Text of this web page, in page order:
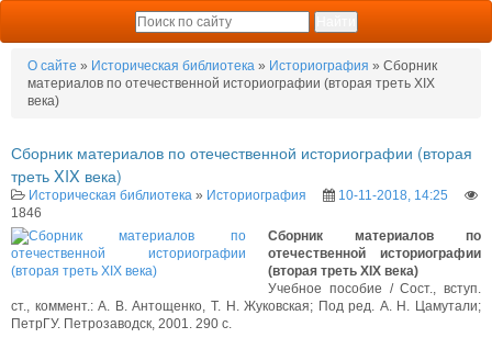
О сайте » Историческая библиотека » Историография » Сборник
материалов по отечественной историографии (вторая треть XIX
века)
Сборник материалов по отечественной историографии (вторая
треть XIX века)
Историческая библиотека » Историография
10-11-2018, 14:25
1846
Сборник материалов по
отечественной историографии
(вторая треть XIX века)
Учебное пособие / Сост., вступ.
ст., коммент.: А. В. Антощенко, Т. Н. Жуковская; Под ред. А. Н. Цамутали;
ПетрГУ. Петрозаводск, 2001. 290 с.